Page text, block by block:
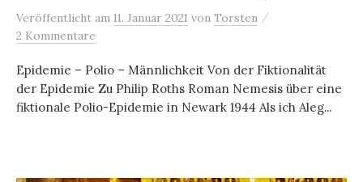
Veröffentlicht am 11. Januar 2021 von Torsten /
2 Kommentare
Epidemie – Polio – Männlichkeit Von der Fiktionalität
der Epidemie Zu Philip Roths Roman Nemesis über eine
fiktionale Polio-Epidemie in Newark 1944 Als ich Aleg...